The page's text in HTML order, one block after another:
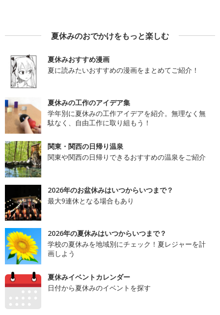
夏休みのおでかけをもっと楽しむ
夏休みおすすめ漫画
夏に読みたいおすすめの漫画をまとめてご紹介！
夏休みの工作のアイデア集
学年別に夏休みの工作アイデアを紹介。無理なく無
駄なく、自由工作に取り組もう！
関東・関西の日帰り温泉
関東や関西の日帰りできるおすすめの温泉をご紹介
2026年のお盆休みはいつからいつまで？
最大9連休となる場合もあり
2026年の夏休みはいつからいつまで？
学校の夏休みを地域別にチェック！夏レジャーを計
画しよう
夏休みイベントカレンダー
日付から夏休みのイベントを探す